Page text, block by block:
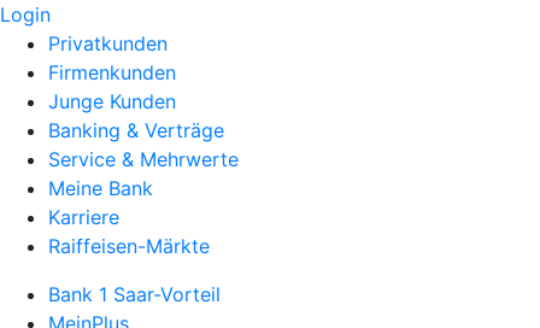
Login
Privatkunden
Firmenkunden
Junge Kunden
Banking & Verträge
Service & Mehrwerte
Meine Bank
Karriere
Raiffeisen-Märkte
Bank 1 Saar-Vorteil
MeinPlus